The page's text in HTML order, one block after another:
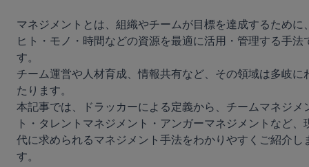
セキュリティ体制
活用方法
セミナー
お役立ち資料
マネジメントとは、組織やチームが目標を達成するために
ヒト・モノ・時間などの資源を最適に活用・管理する手法
す。
チーム運営や人材育成、情報共有など、その領域は多岐に
たります。
本記事では、ドラッカーによる定義から、チームマネジメ
ト・タレントマネジメント・アンガーマネジメントなど、
代に求められるマネジメント手法をわかりやすくご紹介し
す。